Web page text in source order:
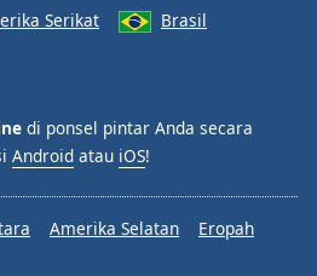
Serikat
Brasil
di ponsel pintar Anda secara
Android atau iOS!
Amerika Selatan
Eropah